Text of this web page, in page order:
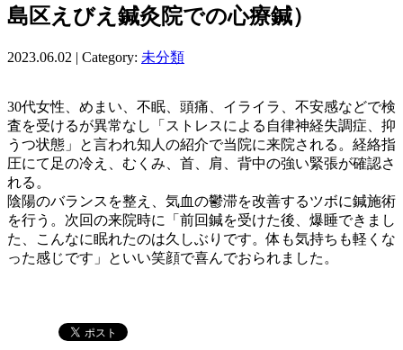
島区えびえ鍼灸院での心療鍼）
2023.06.02 | Category: 未分類
30代女性、めまい、不眠、頭痛、イライラ、不安感などで検
査を受けるが異常なし「ストレスによる自律神経失調症、抑
うつ状態」と言われ知人の紹介で当院に来院される。経絡指
圧にて足の冷え、むくみ、首、肩、背中の強い緊張が確認さ
れる。
陰陽のバランスを整え、気血の鬱滞を改善するツボに鍼施術
を行う。次回の来院時に「前回鍼を受けた後、爆睡できまし
た、こんなに眠れたのは久しぶりです。体も気持ちも軽くな
った感じです」といい笑顔で喜んでおられました。